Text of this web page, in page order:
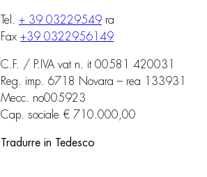
Tel. + 39 03229549 ra
Fax +39 0322956149
C.F. / P.IVA vat n. it 00581 420031
Reg. imp. 6718 Novara – rea 133931
Mecc. no005923
Cap. sociale € 710.000,00
Tradurre in Tedesco